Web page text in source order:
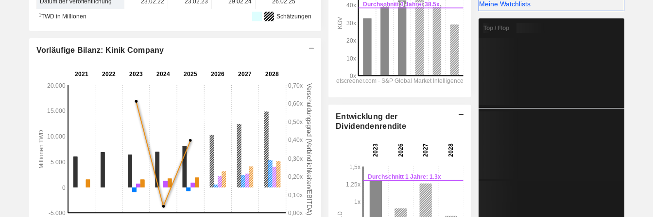
Datum der Veröffentlichung 23.02.22 23.02.23 29.02.24 26.02.25 - -
1TWD in Millionen Schätzungen
Vorläufige Bilanz: Kinik Company
Entwicklung der
Dividendenrendite
Meine Watchlists
Top / Flop